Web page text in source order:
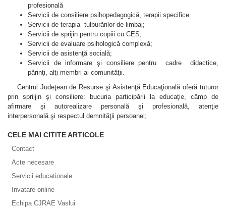
profesională
Servicii de consiliere psihopedagogicǎ, terapii specifice
Servicii de terapia tulburǎrilor de limbaj;
Servicii de sprijin pentru copiii cu CES;
Servicii de evaluare psihologicǎ complexǎ;
Servicii de asistenţǎ socialǎ;
Servicii de informare şi consiliere pentru cadre didactice,
pǎrinţi, alţi membri ai comunitǎţii.
Centrul Judeţean de Resurse şi Asistenţǎ Educaţională oferă tuturor
prin spriijin şi consiliere: bucuria participării la educaţie, câmp de
afirmare şi autorealizare personală şi profesională, atenţie
interpersonală şi respectul demnităţii persoanei;
CELE MAI CITITE ARTICOLE
Contact
Acte necesare
Servicii educationale
Invatare online
Echipa CJRAE Vaslui